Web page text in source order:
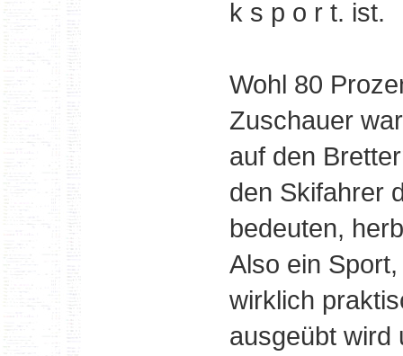
k s p o r t. ist.
Wohl 80
Zuschauer
auf den
den Skifahrer
bedeuten,
Also ein
wirklich
ausgeübt wird